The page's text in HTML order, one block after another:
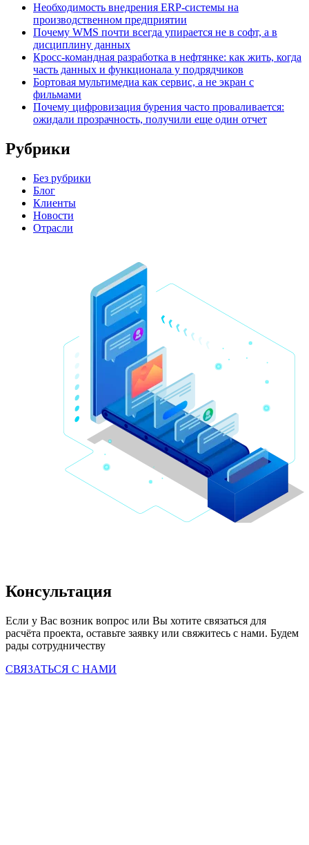
Необходимость внедрения ERP-системы на
производственном предприятии
Почему WMS почти всегда упирается не в софт, а в
дисциплину данных
Кросс-командная разработка в нефтянке: как жить, когда
часть данных и функционала у подрядчиков
Бортовая мультимедиа как сервис, а не экран с
фильмами
Почему цифровизация бурения часто проваливается:
ожидали прозрачность, получили еще один отчет
Рубрики
Без рубрики
Блог
Клиенты
Новости
Отрасли
Консультация
Если у Вас возник вопрос или Вы хотите связаться для
расчёта проекта, оставьте заявку или свяжитесь с нами. Будем
рады сотрудничеству
СВЯЗАТЬСЯ С НАМИ